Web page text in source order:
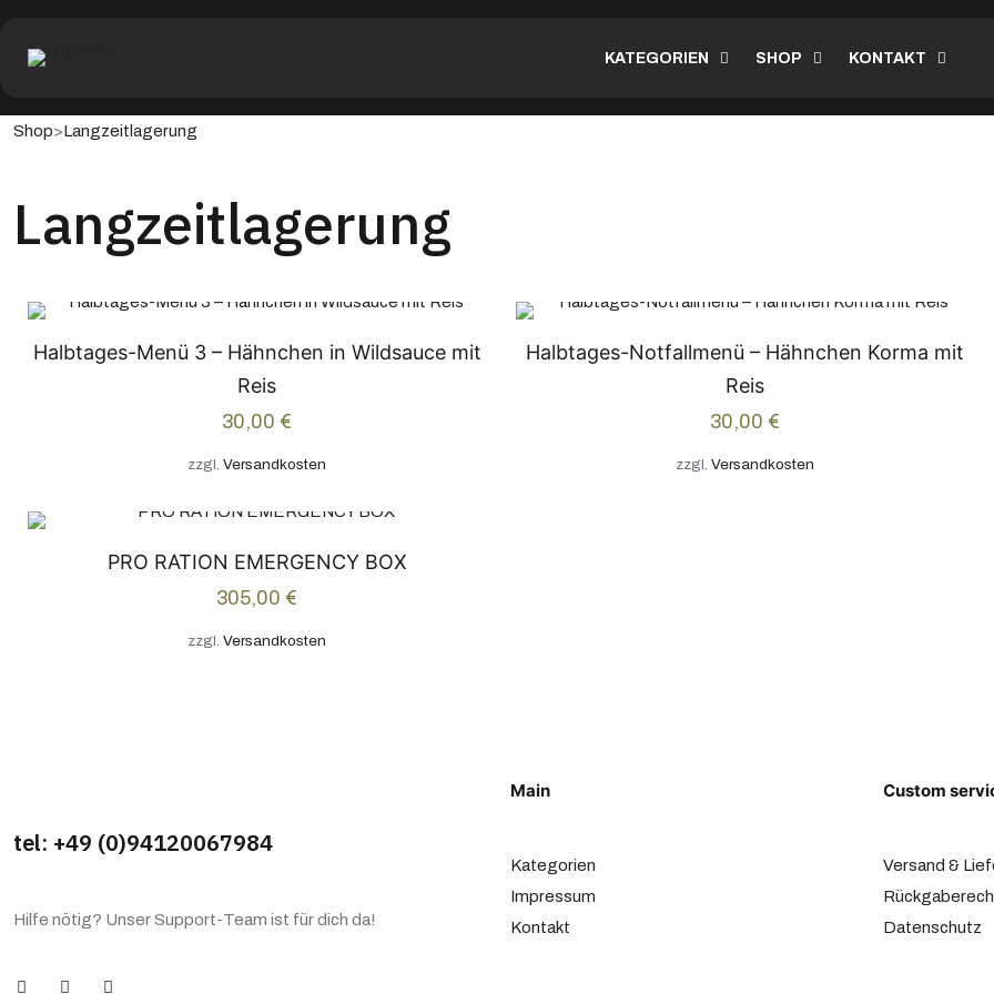
KATEGORIEN SHOP KONTAKT
Shop>Langzeitlagerung
Langzeitlagerung
Halbtages-Menü 3 – Hähnchen in Wildsauce mit
Reis
30,00 €
zzgl.Versandkosten
Halbtages-Notfallmenü – Hähnchen Korma mit
Reis
30,00 €
zzgl. Versandkosten
PRO RATION EMERGENCY BOX
305,00 €
zzgl.Versandkosten
tel: +49 (0)94120067984
Hilfe nötig? Unser Support-Team ist für dich da!
Main
Kategorien
Impressum
Kontakt
Custom
Versand &
Datenschutz